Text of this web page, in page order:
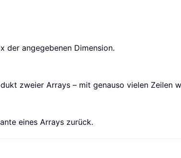
der angegebenen Dimension.
zweier Arrays – mit genauso vielen Zeilen
eines Arrays zurück.